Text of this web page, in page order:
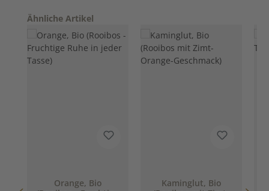
Produktgalerie überspringen
Ähnliche Artikel
Orange, Bio
Kaminglut, Bio